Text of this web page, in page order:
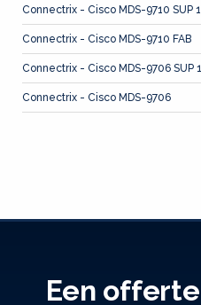
Connectrix - Cisco MDS-9710 SUP 1
Connectrix - Cisco MDS-9710 FAB
Connectrix - Cisco MDS-9706 SUP 1
Connectrix - Cisco MDS-9706
Een